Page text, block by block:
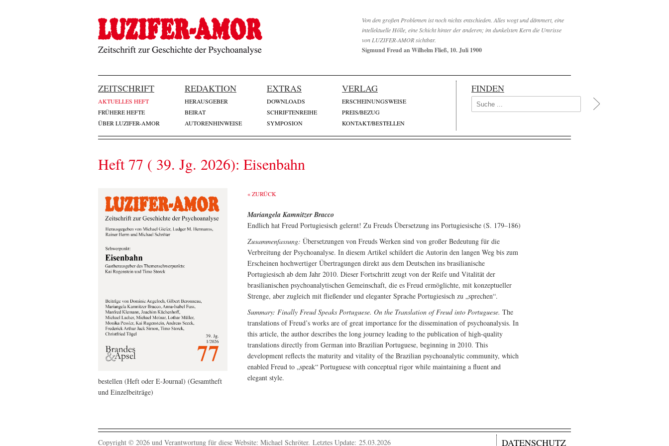
Von den großen Problemen ist noch nichts entschieden. Alles wogt und dämmert, eine
intellektuelle Hölle, eine Schicht hinter der anderen; im dunkelsten Kern die Umrisse
von LUZIFER-AMOR sichtbar.
Sigmund Freud an Wilhelm Fließ, 10. Juli 1900
ZEITSCHRIFT
AKTUELLES HEFT
FRÜHERE HEFTE
ÜBER LUZIFER-AMOR
REDAKTION
HERAUSGEBER
BEIRAT
AUTORENHINWEISE
EXTRAS
DOWNLOADS
SCHRIFTENREIHE
SYMPOSION
VERLAG
ERSCHEINUNGSWEISE
PREIS/BEZUG
KONTAKT/BESTELLEN
FINDEN
Heft 77 ( 39. Jg. 2026): Eisenbahn
bestellen (Heft oder E-Journal) (Gesamtheft
und Einzelbeiträge)
« ZURÜCK
Mariangela Kamnitzer Bracco
Endlich hat Freud Portugiesisch gelernt! Zu Freuds Übersetzung ins Portugiesische (S. 179–186)
Zusammenfassung: Übersetzungen von Freuds Werken sind von großer Bedeutung für die
Verbreitung der Psychoanalyse. In diesem Artikel schildert die Autorin den langen Weg bis zum
Erscheinen hochwertiger Übertragungen direkt aus dem Deutschen ins brasilianische
Portugiesisch ab dem Jahr 2010. Dieser Fortschritt zeugt von der Reife und Vitalität der
brasilianischen psychoanalytischen Gemeinschaft, die es Freud ermöglichte, mit konzeptueller
Strenge, aber zugleich mit fließender und eleganter Sprache Portugiesisch zu „sprechen“.
Summary: Finally Freud Speaks Portuguese. On the Translation of Freud into Portuguese. The
translations of Freud’s works are of great importance for the dissemination of psychoanalysis. In
this article, the author describes the long journey leading to the publication of high-quality
translations directly from German into Brazilian Portuguese, beginning in 2010. This
development reflects the maturity and vitality of the Brazilian psychoanalytic community, which
enabled Freud to „speak“ Portuguese with conceptual rigor while maintaining a fluent and
elegant style.
Copyright © 2026 und Verantwortung für diese Website: Michael Schröter. Letztes Update: 25.03.2026 DATENSCHUTZ